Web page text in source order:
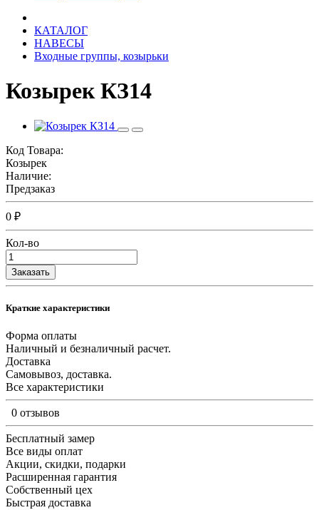
КАТАЛОГ
НАВЕСЫ
Входные группы, козырьки
Козырек КЗ14
Код Товара:
Козырек
Наличие:
Предзаказ
0 ₽
Кол-во
Заказать
Краткие характеристики
Форма оплаты
Наличный и безналичный расчет.
Доставка
Самовывоз, доставка.
Все характеристики
0 отзывов
Бесплатный замер
Все виды оплат
Акции, скидки, подарки
Расширенная гарантия
Собственный цех
Быстрая доставка